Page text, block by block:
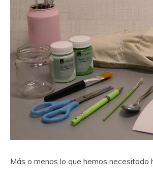
Más o menos lo que hemos necesitado